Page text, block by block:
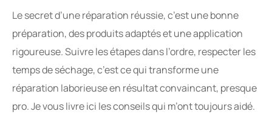
Le secret d’une réparation réussie, c’est une bonne
préparation, des produits adaptés et une application
rigoureuse. Suivre les étapes dans l’ordre, respecter les
temps de séchage, c’est ce qui transforme une
réparation laborieuse en résultat convaincant, presque
pro. Je vous livre ici les conseils qui m’ont toujours aidé.